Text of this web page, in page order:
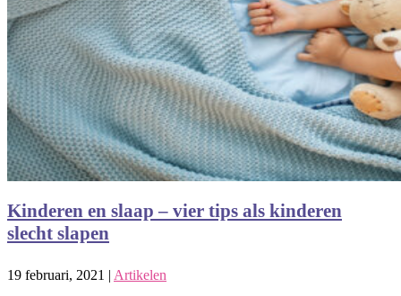
Kinderen en slaap – vier tips als kinderen
slecht slapen
19 februari, 2021 | Artikelen